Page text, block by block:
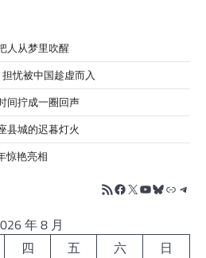
人从梦里吹醒
忧被中国趁虚而入
间拧成一圈回声
县城的迟暮灯火
惊艳亮相
RSS FeedFacebook
X YouTube
Bluesky
链接
年 8 月
四 五 六
日